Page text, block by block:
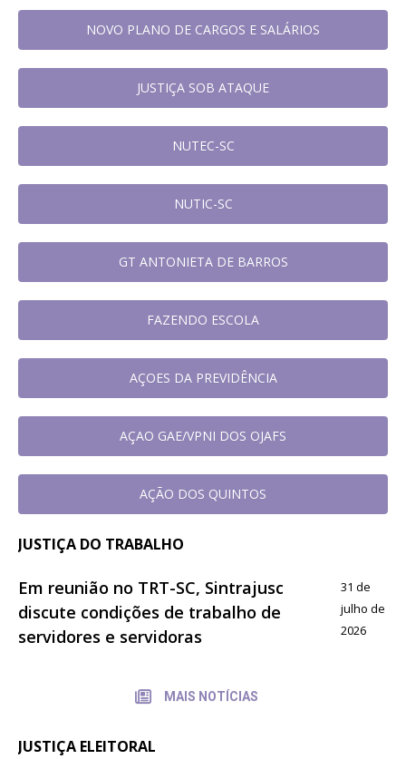
NOVO PLANO DE CARGOS E SALÁRIOS
JUSTIÇA SOB ATAQUE
NUTEC-SC
NUTIC-SC
GT ANTONIETA DE BARROS
FAZENDO ESCOLA
AÇOES DA PREVIDÊNCIA
AÇAO GAE/VPNI DOS OJAFS
AÇÃO DOS QUINTOS
JUSTIÇA DO TRABALHO
Em reunião no TRT-SC, Sintrajusc
discute condições de trabalho de
servidores e servidoras
31 de
julho de
2026
MAIS NOTÍCIAS
JUSTIÇA ELEITORAL